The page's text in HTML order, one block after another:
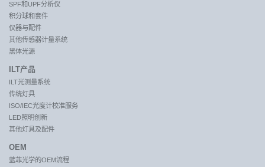
SPF和UPF分析仪
积分球和套件
仪器与配件
其他传感器计量系统
黑体光源
ILT产品
ILT光测量系统
传统灯具
ISO/IEC光度计校准服务
LED照明创新
其他灯具及配件
OEM
蓝菲光学的OEM流程